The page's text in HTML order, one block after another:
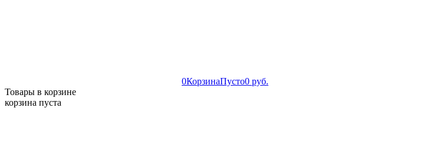
0КорзинаПусто0 руб.
Товары в корзине
корзина пуста